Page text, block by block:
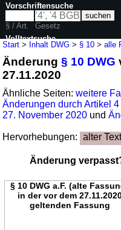
Start > Inhalt DWG > § 10 >alle
Änderung§ 10 DWG
27.11.2020
Ähnliche Seiten:weitere
Änderungen durch Artikel
27. November 2020 und
Hervorhebungen: alter
Änderung
§ 10 DWG a.F. (alte
in der vor dem
geltenden Fassung
Vorschriftensuche
§ / Art.
Gesetz
Volltextsuche
nur in DWG